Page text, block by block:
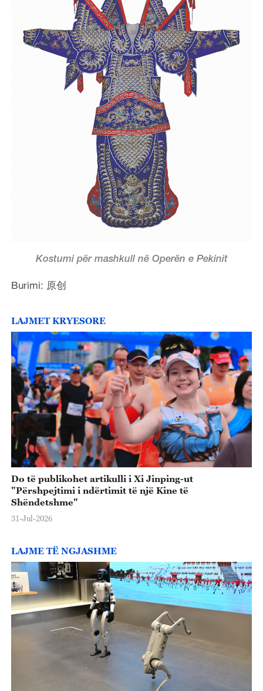
Kostumi për mashkull në Operën e Pekinit
Burimi: 原创
LAJMET KRYESORE
Do të publikohet artikulli i Xi Jinping-ut
"Përshpejtimi i ndërtimit të një Kine të
Shëndetshme"
31-Jul-2026
LAJME TË NGJASHME